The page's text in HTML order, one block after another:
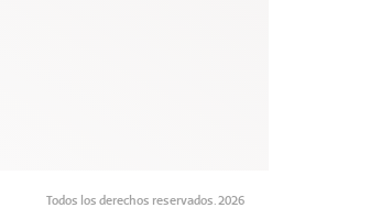
Todos los derechos reservados. 2026